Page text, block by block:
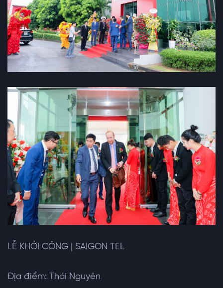
LỄ KHỞI CÔNG | SAIGON TEL
Địa điểm: Thái Nguyên